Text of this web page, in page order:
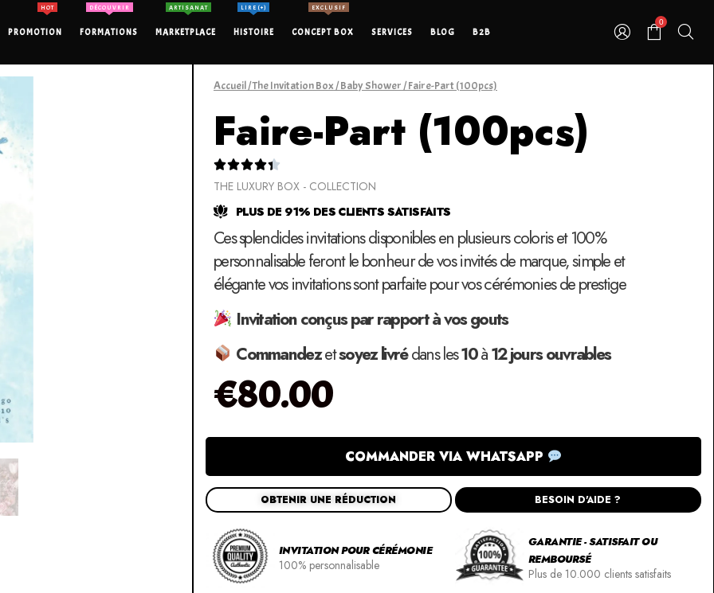
PROMOTION
HOT
FORMATIONS
DÉCOUVRIR
MARKETPLACE
ARTISANAT
HISTOIRE
LIRE (+)
CONCEPT BOX
EXCLUSIF
SERVICES BLOG B2B
0
Accueil/The Invitation Box/Baby Shower/ Faire-Part (100pcs)
Faire-Part (100pcs)

THE LUXURY BOX - COLLECTION
PLUS DE 91% DES CLIENTS SATISFAITS
Ces splendides invitations disponibles en plusieurs coloris et 100%
personnalisable feront le bonheur de vos invités de marque, simple et
élégante vos invitations sont parfaite pour vos cérémonies de prestige
Invitation conçus par rapport à vos gouts
Commandezetsoyezlivrédans les10à12jours ouvrables
€80.00
COMMANDER VIA WHATSAPP
OBTENIR UNE RÉDUCTION BESOIN D'AIDE ?
INVITATION POUR CÉRÉMONIE
100% personnalisable
GARANTIE - SATISFAIT OU
REMBOURSÉ
Plus de 10.000 clients satisfaits